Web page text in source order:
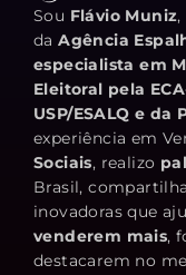
Sou Flávio Muniz,
daAgência
especialista em
Eleitoral pela
USP/ESALQ e da
experiência em
Sociais, realizo
Brasil,
inovadoras que
venderem mais,
destacarem no